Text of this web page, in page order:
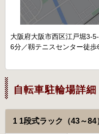
大阪府大阪市西区江戸堀3-
6分／靱テニスセンター徒歩6
自転車駐輪場詳細
1 1段式ラック（43～84